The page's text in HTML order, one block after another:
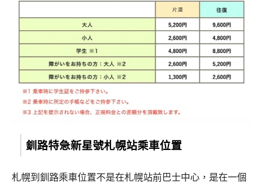
釧路特急新星號札幌站乘車位置
札幌到釧路乘車位置不是在札幌站前巴士中心，是在一個